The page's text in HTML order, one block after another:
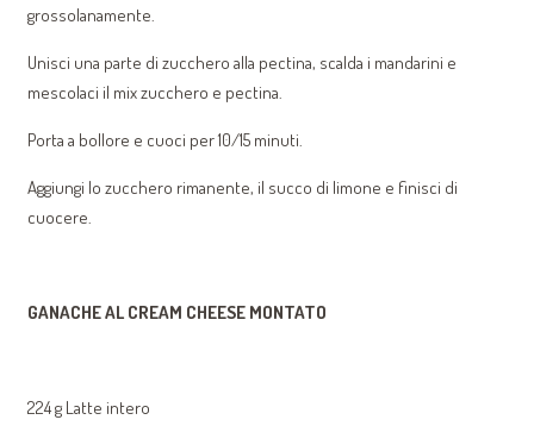
grossolanamente.
Unisci una parte di zucchero alla pectina, scalda i mandarini e
mescolaci il mix zucchero e pectina.
Porta a bollore e cuoci per 10/15 minuti.
Aggiungi lo zucchero rimanente, il succo di limone e finisci di
cuocere.
GANACHE AL CREAM CHEESE MONTATO
224 g Latte intero